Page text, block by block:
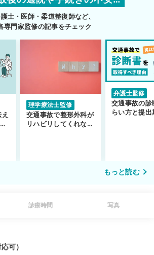
士・医師・柔道整復師など、
専門家監修の記事をチェック
理学療法士監修
交通事故で整形外科が
リハビリしてくれな
弁護士監修
交通事故の診
らい方と提
もっと読む
診療時間 写真
可）